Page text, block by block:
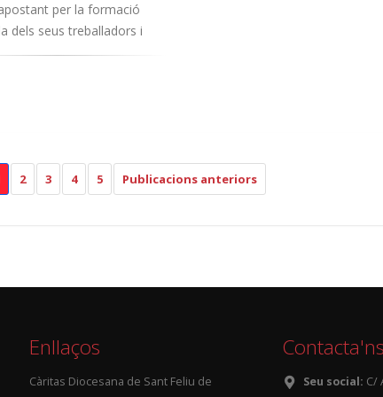
per la formació
dels seus treballadors i
2 3 4 5 Publicacions anteriors
Enllaços
Càritas Diocesana de Sant Feliu de
Contacta'ns
Seu social: C/